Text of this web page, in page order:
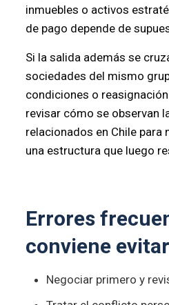
inmuebles o activos
de pago depende de
Si la salida además se
sociedades del mismo
condiciones o
revisar cómo se observan
relacionados en Chile para
una estructura que luego
Errores
conviene evitar
Negociar primero y